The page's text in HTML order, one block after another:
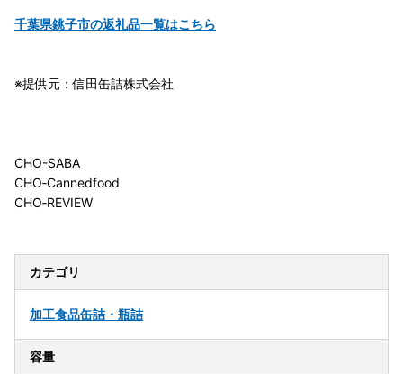
千葉県銚子市の返礼品一覧はこちら
※提供元：信田缶詰株式会社
CHO-SABA
CHO‐Cannedfood
CHO‐REVIEW
カテゴリ
加工食品缶詰・瓶詰
容量